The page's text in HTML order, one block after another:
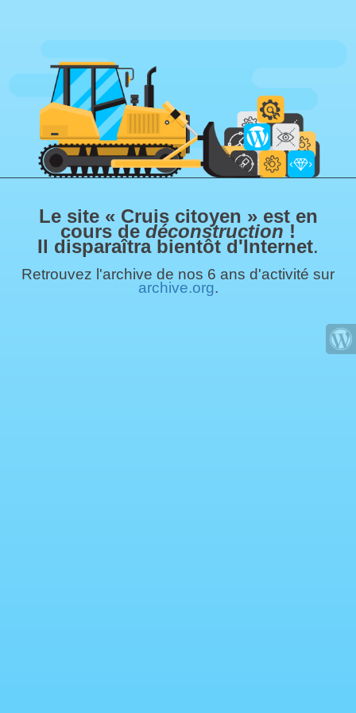
Le site « Cruis citoyen » est en
cours de déconstruction !
Il disparaîtra bientôt d'Internet.
Retrouvez l'archive de nos 6 ans d'activité sur
archive.org.